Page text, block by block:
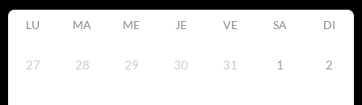
LU MA ME JE VE SA DI
27 28 29 30 31 1 2